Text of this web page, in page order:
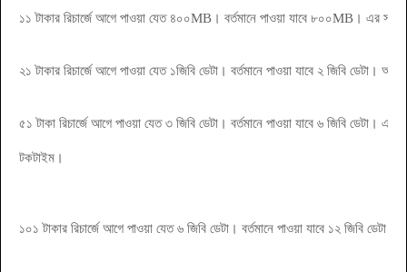
১১ টাকার রিচার্জে আগে পাওয়া যেত ৪০০MB। বর্তমানে পাওয়া যাবে ৮০০MB। এর
২১ টাকার রিচার্জে আগে পাওয়া যেত ১জিবি ডেটা। বর্তমানে পাওয়া যাবে ২ জিবি ডেটা।
৫১ টাকা রিচার্জে আগে পাওয়া যেত ৩ জিবি ডেটা। বর্তমানে পাওয়া যাবে ৬ জিবি ডেটা।
টকটাইম।
১০১ টাকার রিচার্জে আগে পাওয়া যেত ৬ জিবি ডেটা। বর্তমানে পাওয়া যাবে ১২ জিবি